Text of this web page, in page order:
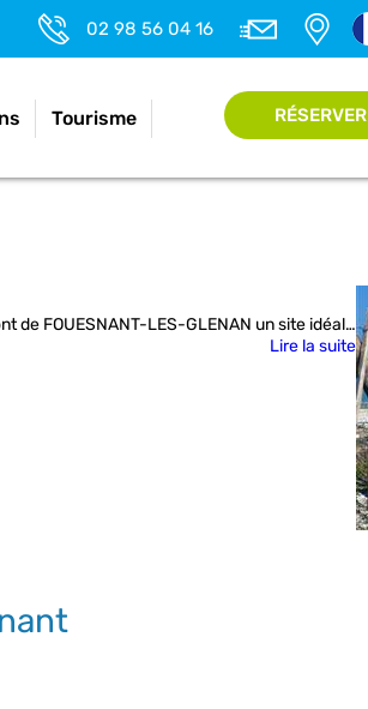
02 98 56 04 16
Tourisme RÉSERVER
de FOUESNANT-LES-GLENAN un site idéal…
Lire la suite